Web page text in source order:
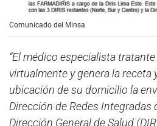
Comunicado del Minsa
“El médico especialista
virtualmente y genera la receta
ubicación de su domicilio la
Dirección de Redes Integradas
Dirección General de Salud